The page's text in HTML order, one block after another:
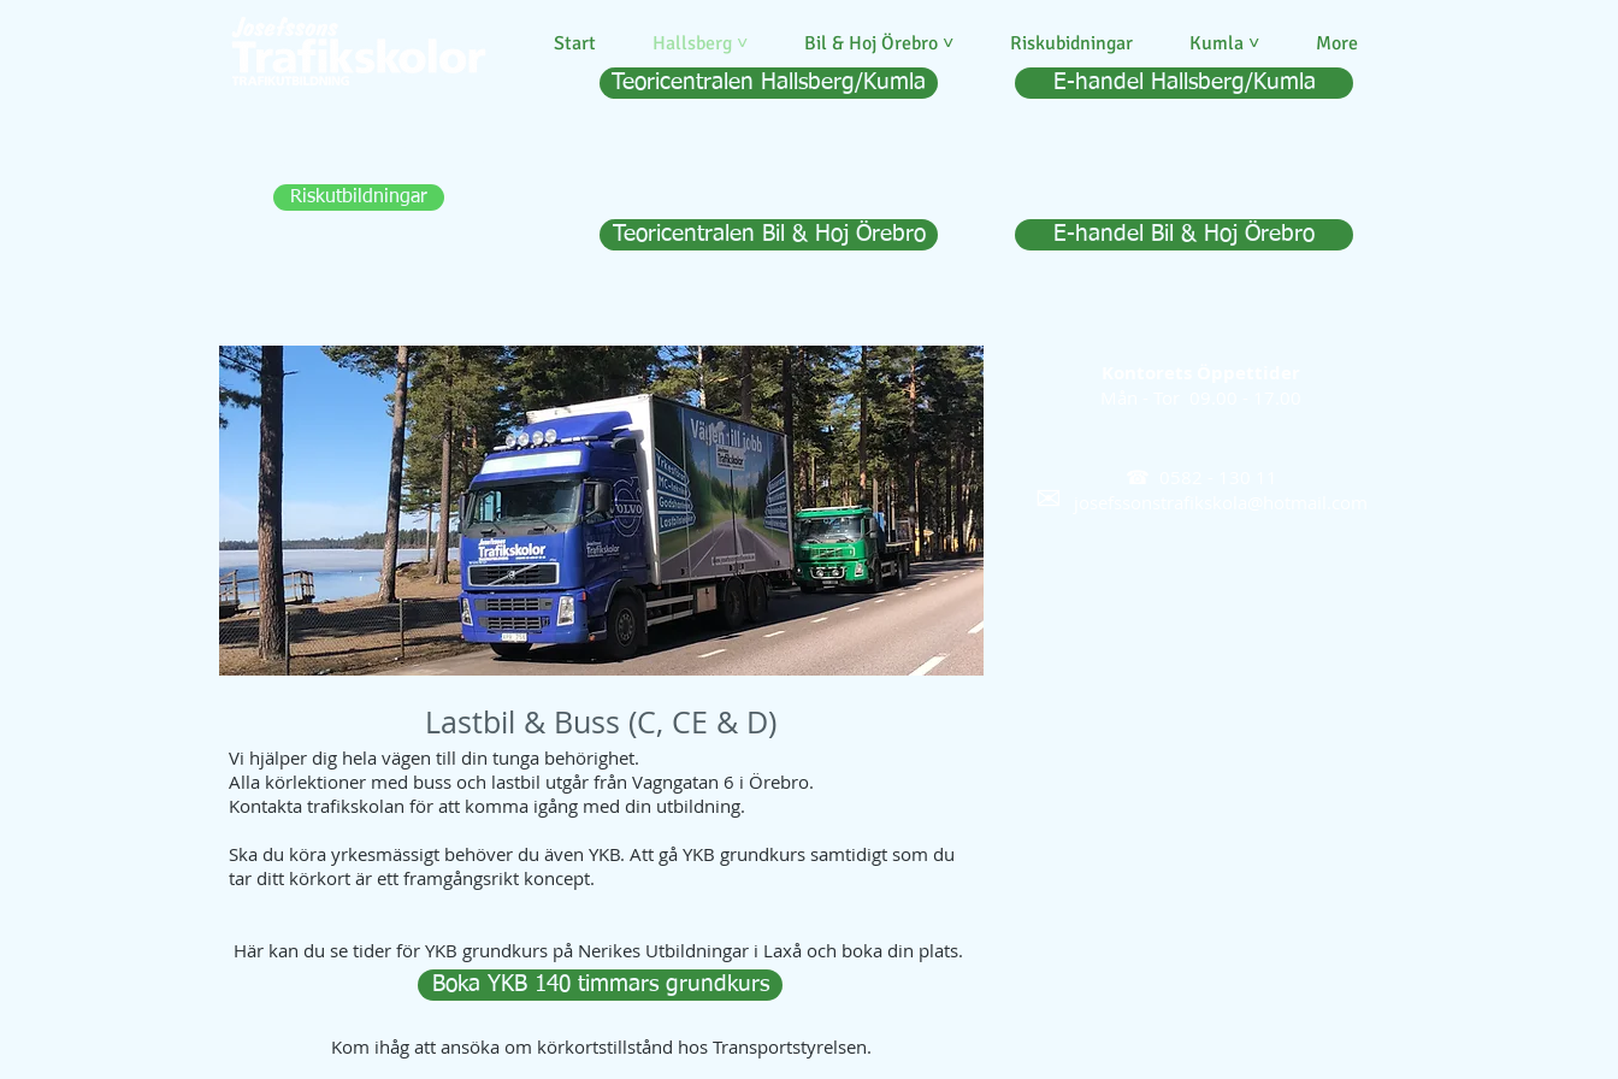
Riskutbildningar
Start Hallsberg ˅ Bil & Hoj Örebro ˅ Riskubidningar Kumla ˅ More
Teoricentralen Hallsberg/Kumla E-handel Hallsberg/Kumla
Teoricentralen Bil & Hoj Örebro E-handel Bil & Hoj Örebro
Lastbil & Buss (C, CE & D)
Vi hjälper dig hela vägen till din tunga behörighet.
Alla körlektioner med buss och lastbil utgår från Vagngatan 6 i Örebro.
Kontakta trafikskolan för att komma igång med din utbildning.
Ska du köra yrkesmässigt behöver du även YKB. Att gå YKB grundkurs samtidigt som du
tar ditt körkort är ett framgångsrikt koncept.
Här kan du se tider för YKB grundkurs på Nerikes Utbildningar i Laxå och boka din plats.
Kom ihåg att ansöka om körkortstillstånd hos Transportstyrelsen.
Boka YKB 140 timmars grundkurs